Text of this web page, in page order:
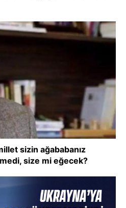
sizin ağababanız
size mi eğecek?